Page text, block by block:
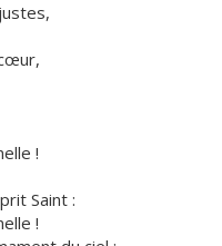
!
Saint :
!